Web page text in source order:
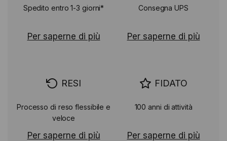
Spedito entro 1-3 giorni*
Per saperne di più
Consegna UPS
Per saperne di più
RESI
Processo di reso flessibile e
veloce
Per saperne di più
FIDATO
100 anni di attività
Per saperne di più